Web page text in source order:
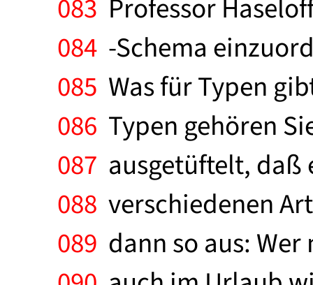
083 Professor
084 -Schema
085 Was für Typen
086 Typen gehören
087 ausgetüftelt, daß
088 verschiedenen
089 dann so aus: